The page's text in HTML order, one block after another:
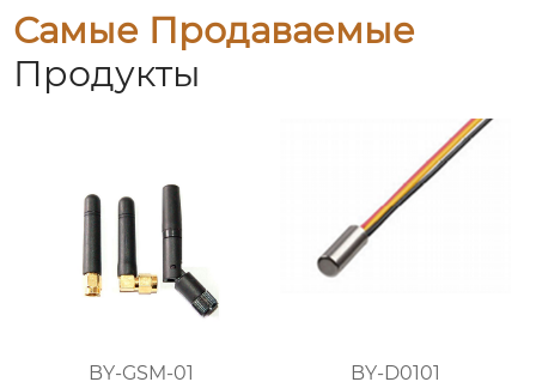
Самые Продаваемые
Продукты
BY-GSM-01 BY-D0101